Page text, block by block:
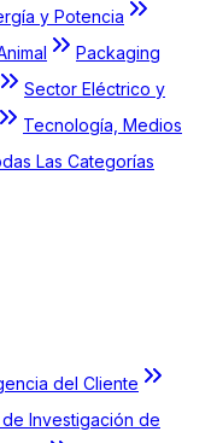
y Potencia
Packaging
Sector Eléctrico y
Tecnología, Medios
Las Categorías
del Cliente
Investigación de